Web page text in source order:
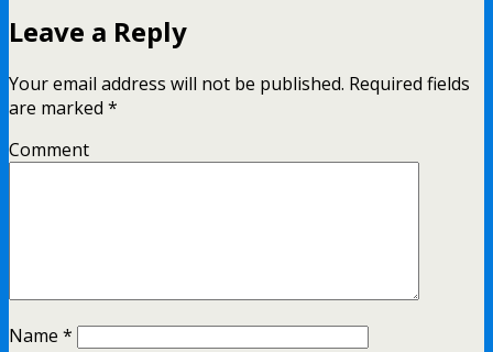
Leave a Reply
Your email address will not be published. Required fields
are marked *
Comment
Name *